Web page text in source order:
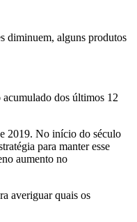
diminuem, alguns produtos
acumulado dos últimos 12
2019. No início do século
para manter esse
aumento no
averiguar quais os